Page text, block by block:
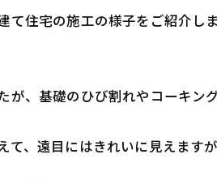
住宅の施工の様子をご紹介しま
が、基礎のひび割れやコーキ
、遠目にはきれいに見えます